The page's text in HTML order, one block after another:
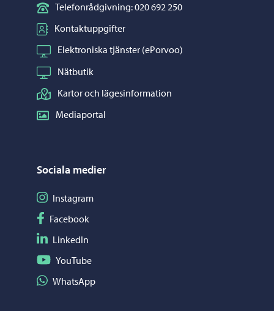
Telefonrådgivning: 020 692 250
Kontaktuppgifter
Elektroniska tjänster (ePorvoo)
Nätbutik
Kartor och lägesinformation
Mediaportal
Sociala medier
Följ på Instagram
Instagram
Följ på Facebook
Facebook
Följ på LinkedIn
LinkedIn
Följ på YouTube
YouTube
Dela på WhatsApp
WhatsApp